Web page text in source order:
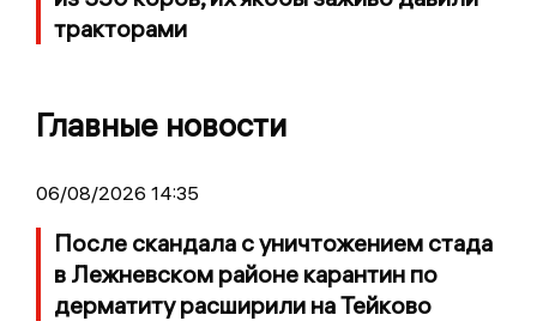
тракторами
Главные новости
06/08/2026 14:35
После скандала с уничтожением стада
в Лежневском районе карантин по
дерматиту расширили на Тейково